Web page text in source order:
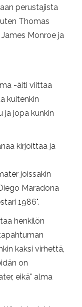
perustajista
Thomas
Monroe ja
-äiti viittaa
kuitenkin
ja jopa kunkin
kirjoittaa ja
joissakin
Maradona
1986".
henkilön
kaksi virhettä,
on
eikä" alma